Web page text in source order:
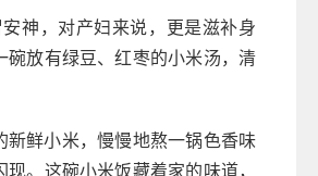
神，对产妇来说，更是滋补身
碗放有绿豆、红枣的小米汤，清
鲜小米，慢慢地熬一锅色香味
。这碗小米饭藏着家的味道，